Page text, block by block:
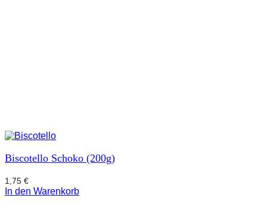
Biscotello Schoko (200g)
1,75 €
In den Warenkorb